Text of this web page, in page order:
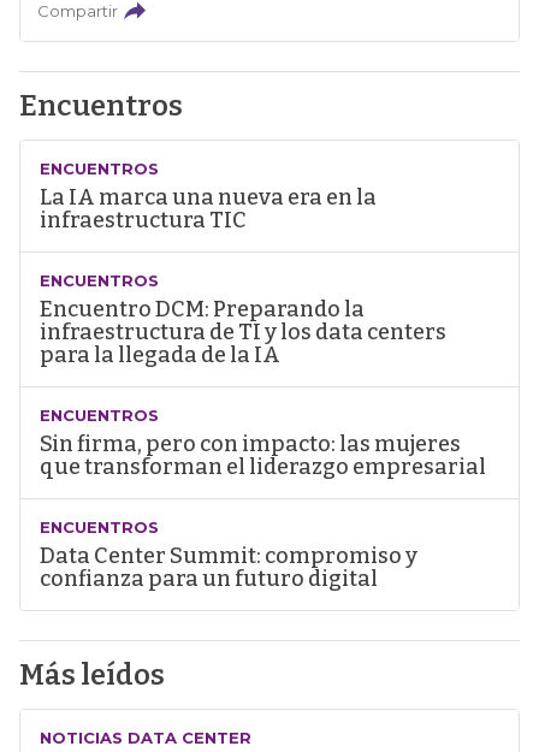
Compartir
Encuentros
ENCUENTROS
La IA marca una nueva era en la
infraestructura TIC
ENCUENTROS
Encuentro DCM: Preparando la
infraestructura de TI y los data centers
para la llegada de la IA
ENCUENTROS
Sin firma, pero con impacto: las mujeres
que transforman el liderazgo empresarial
ENCUENTROS
Data Center Summit: compromiso y
confianza para un futuro digital
Más leídos
NOTICIAS DATA CENTER